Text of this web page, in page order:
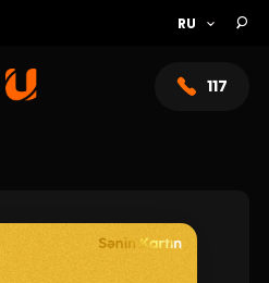
117